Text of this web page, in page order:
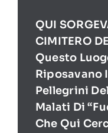
QUI
CIMITERO
Questo
Riposavano
Pellegrini
Malati Di
Che Qui